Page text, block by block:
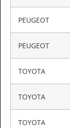
PEUGEOT
PEUGEOT
TOYOTA
TOYOTA
TOYOTA